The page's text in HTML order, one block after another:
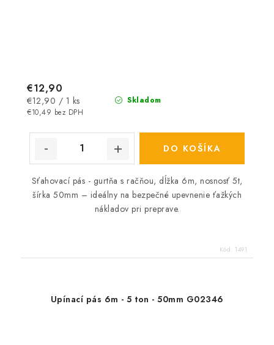
Skladom
€10,49 bez DPH
€12,90
Jednotková
cena:
€12,90 / 1 ks
DO KOŠÍKA
Sťahovací pás - gurtňa s račňou, dĺžka 6m, nosnosť 5t,
šírka 50mm – ideálny na bezpečné upevnenie ťažkých
nákladov pri preprave.
Kód: 1491
Upínací pás 6m - 5 ton - 50mm G02346